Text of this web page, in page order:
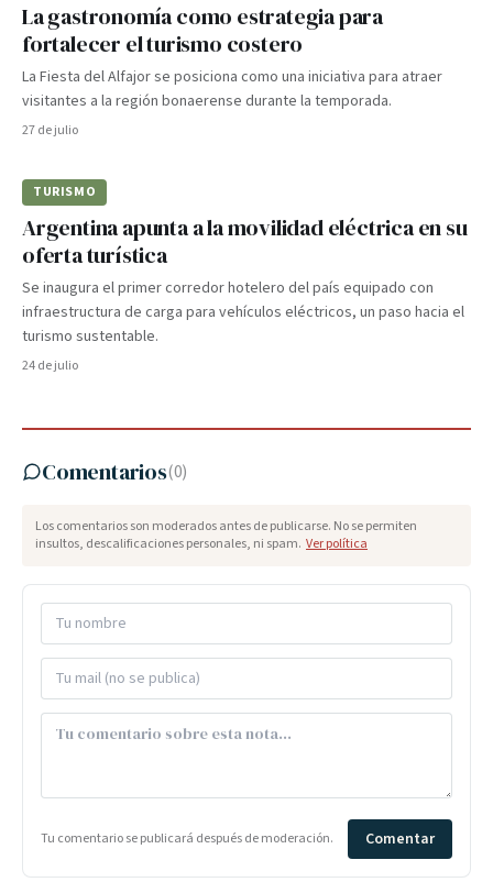
La gastronomía como estrategia para
fortalecer el turismo costero
La Fiesta del Alfajor se posiciona como una iniciativa para atraer
visitantes a la región bonaerense durante la temporada.
27 de julio
TURISMO
Argentina apunta a la movilidad eléctrica en su
oferta turística
Se inaugura el primer corredor hotelero del país equipado con
infraestructura de carga para vehículos eléctricos, un paso hacia el
turismo sustentable.
24 de julio
Comentarios(0)
Los comentarios son moderados antes de publicarse. No se permiten
insultos, descalificaciones personales, ni spam. Ver política
Tu comentario se publicará después de moderación. Comentar